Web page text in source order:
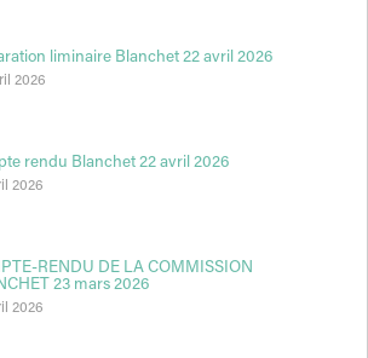
liminaire Blanchet 22 avril 2026
2026
rendu Blanchet 22 avril 2026
2026
RENDU DE LA COMMISSION
23 mars 2026
2026